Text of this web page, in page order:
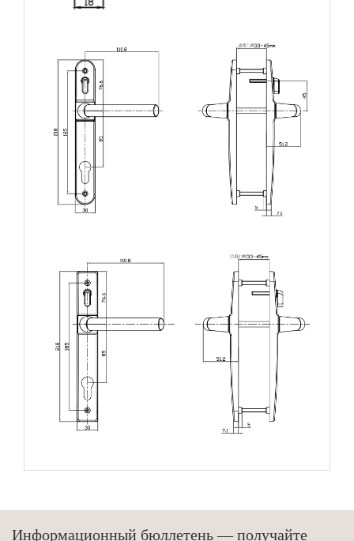
Информационный бюллетень — получайте